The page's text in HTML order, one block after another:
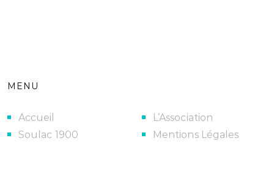
MENU
Accueil
Soulac 1900
L’Association
Mentions Légales